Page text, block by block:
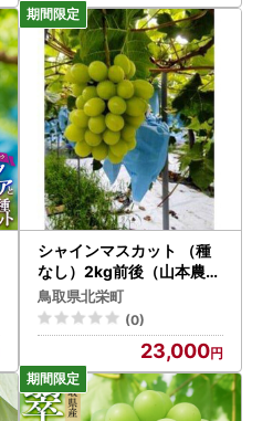
シャインマスカット （種
なし）2kg前後（山本農園
） ※2026年8月下旬～9
月中旬頃に順次発送予定 |
シャインマスカット
鳥取県北栄町
(0)
23,000